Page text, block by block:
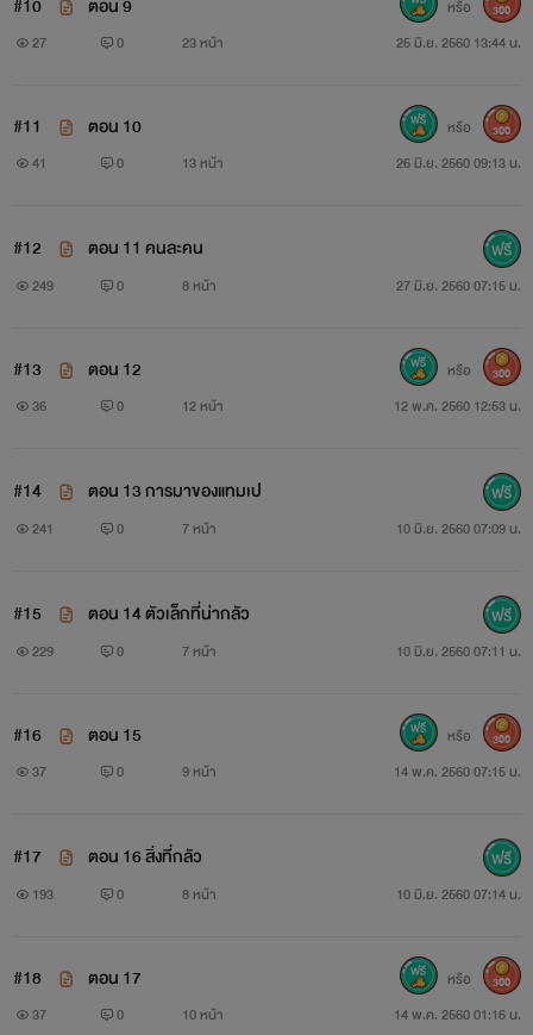
สวัสดีค่ะทุกท่าน
เรื่องนี้เป็นเรื่องแรกของไรท์นะคะ ไรท์ขอแก้หน้าปกใหม่รวม
ถึงรูปภาพตัวละครในนิยาย เพราะเป็นเรื่องแรกไรท์ลองผิดลองถูก
ทุกท่านไว้ก่อนนะที่นี้ คำผิดจะเยอะหน่อยเพราะไรท์แก้ไขไม่ได้
หวังว่าเรื่องนี้จะทำให้คุณอมยิ้มและมีความสุขไปด้วยกัน มา
ความรักของพระนางจะสมหวังหรือไม่
# ภาพที่ไรท์เอามาลงไม่เกี่ยวกับเนื้อหาในนิยายเลยแม้แต่
น้อย ไร์แค่เอามาให้รู้อิมเมจของตัวละครเฉยๆน๊าาา 🙏 ขอ
นิยายเรื่องนี้ไรท์แต่งขึ้นเพื่อสร้างความบันเทิงเท่านั้น ชื่อ
วิจารณญาณในการอ่านด้วยนะคะ 😊😊😊
#10 ตอน 9
27 0 23 หน้า 25 มิ.ย. 2560 13:44 น.
หรือ 300
#11 ตอน 10
41 0 13 หน้า 26 มิ.ย. 2560 09:13 น.
หรือ 300
#12 ตอน 11 คนละคน
249 0 8 หน้า 27 มิ.ย. 2560 07:15 น.
#13 ตอน 12
36 0 12 หน้า 12 พ.ค. 2560 12:53 น.
หรือ 300
#14 ตอน 13 การมาของแทมเป
241 0 7 หน้า 10 มิ.ย. 2560 07:09 น.
#15 ตอน 14 ตัวเล็กที่น่ากลัว
229 0 7 หน้า 10 มิ.ย. 2560 07:11 น.
#16 ตอน 15
37 0 9 หน้า 14 พ.ค. 2560 07:15 น.
หรือ 300
#17 ตอน 16 สิ่งที่กลัว
193 0 8 หน้า 10 มิ.ย. 2560 07:14 น.
#18 ตอน 17
37 0 10 หน้า 14 พ.ค. 2560 01:16 น.
หรือ 300